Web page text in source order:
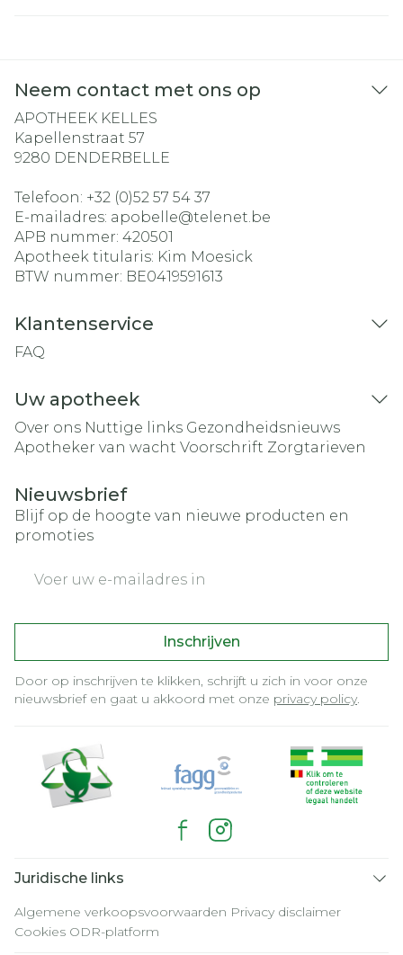
Neem contact met ons op
APOTHEEK KELLES
Kapellenstraat 57
9280 DENDERBELLE
Telefoon: +32 (0)52 57 54 37
E-mailadres: apobelle@telenet.be
APB nummer: 420501
Apotheek titularis: Kim Moesick
BTW nummer: BE0419591613
Klantenservice
FAQ
Uw apotheek
Over ons Nuttige links Gezondheidsnieuws
Apotheker van wacht Voorschrift Zorgtarieven
Nieuwsbrief
Blijf op de hoogte van nieuwe producten en
promoties
Inschrijven
Door op inschrijven te klikken, schrijft u zich in voor onze
nieuwsbrief en gaat u akkoord met onze privacy policy.
Juridische links
Algemene verkoopsvoorwaarden Privacy disclaimer
Cookies ODR-platform